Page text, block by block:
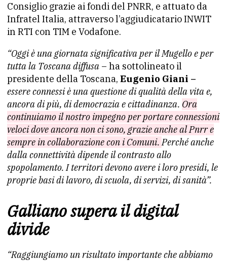
Consiglio grazie ai fondi del PNRR, e attuato da
Infratel Italia, attraverso l’aggiudicatario INWIT
in RTI con TIM e Vodafone.
“Oggi è una giornata significativa per il Mugello e per
tutta la Toscana diffusa – ha sottolineato il
presidente della Toscana, Eugenio Giani –
essere connessi è una questione di qualità della vita e,
ancora di più, di democrazia e cittadinanza. Ora
continuiamo il nostro impegno per portare connessioni
veloci dove ancora non ci sono, grazie anche al Pnrr e
sempre in collaborazione con i Comuni.Perché anche
dalla connettività dipende il contrasto allo
spopolamento. I territori devono avere i loro presidi, le
proprie basi di lavoro, di scuola, di servizi, di sanità”.
Galliano supera il digital
divide
“Raggiungiamo un risultato importante che abbiamo